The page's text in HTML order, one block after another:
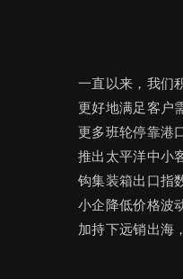
一直以来，我们
更好地满足客户
更多班轮停靠港
推出太平洋中小
钩集装箱出口指
小企降低价格波
加持下远销出海